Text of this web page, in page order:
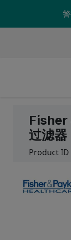
Fisher
过滤器
Product